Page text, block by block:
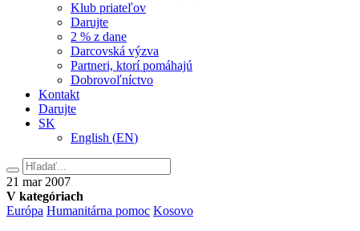
Klub priateľov
Darujte
2 % z dane
Darcovská výzva
Partneri, ktorí pomáhajú
Dobrovoľníctvo
Kontakt
Darujte
SK
English (EN)
Hľadať
21 mar 200721.
marca
2007
V kategóriach
Európa Humanitárna pomoc Kosovo